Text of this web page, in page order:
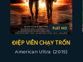
Full HD
ĐIỆP VIÊN CHẠY TRỐN
American Ultra (2015)